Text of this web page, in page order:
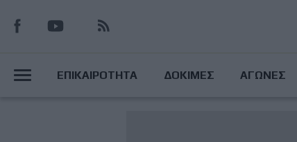
προς
κυρίως
MainΕΠΙΚΑΙΡΟΤΗΤΑ ΔΟΚΙΜΕΣ ΑΓΩΝΕΣ